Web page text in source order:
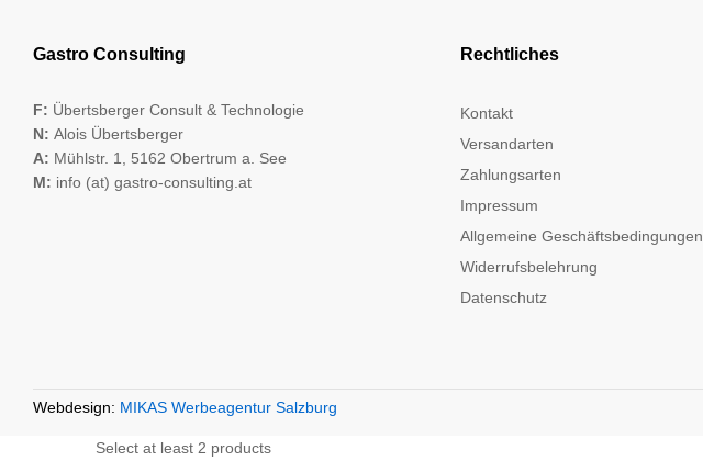
Gastro Consulting
F: Übertsberger Consult & Technologie
N: Alois Übertsberger
A: Mühlstr. 1, 5162 Obertrum a. See
M: info (at) gastro-consulting.at
Rechtliches
Kontakt
Versandarten
Zahlungsarten
Impressum
Allgemeine Geschäftsbedingungen
Widerrufsbelehrung
Datenschutz
Webdesign: MIKAS Werbeagentur Salzburg
Select at least 2 products